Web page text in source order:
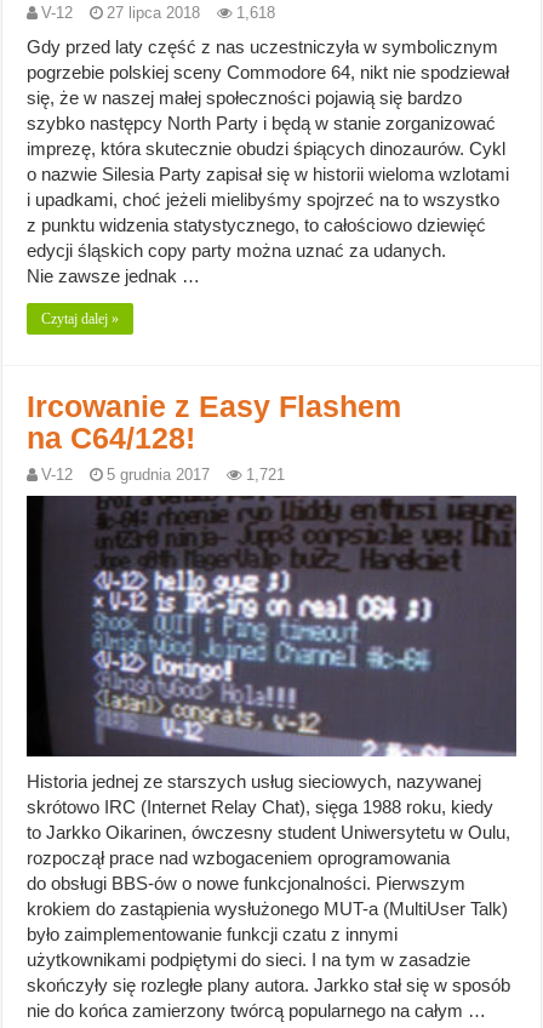
V-12 27 lipca 2018 1,618
Gdy przed laty część z nas uczestniczyła w symbolicznym
pogrzebie polskiej sceny Commodore 64, nikt nie spodziewał
się, że w naszej małej społeczności pojawią się bardzo
szybko następcy North Party i będą w stanie zorganizować
imprezę, która skutecznie obudzi śpiących dinozaurów. Cykl
o nazwie Silesia Party zapisał się w historii wieloma wzlotami
i upadkami, choć jeżeli mielibyśmy spojrzeć na to wszystko
z punktu widzenia statystycznego, to całościowo dziewięć
edycji śląskich copy party można uznać za udanych.
Nie zawsze jednak …
Czytaj dalej »
Ircowanie z Easy Flashem
na C64/128!
V-12 5 grudnia 2017 1,721
Historia jednej ze starszych usług sieciowych, nazywanej
skrótowo IRC (Internet Relay Chat), sięga 1988 roku, kiedy
to Jarkko Oikarinen, ówczesny student Uniwersytetu w Oulu,
rozpoczął prace nad wzbogaceniem oprogramowania
do obsługi BBS-ów o nowe funkcjonalności. Pierwszym
krokiem do zastąpienia wysłużonego MUT-a (MultiUser Talk)
było zaimplementowanie funkcji czatu z innymi
użytkownikami podpiętymi do sieci. I na tym w zasadzie
skończyły się rozległe plany autora. Jarkko stał się w sposób
nie do końca zamierzony twórcą popularnego na całym …